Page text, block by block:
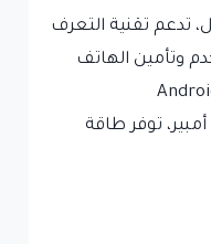
8 ميجابكسل، تدعم تقنية التعرف
وتأمين الهاتف
بسعة 5000 مللي أمبير، توفر طاقة